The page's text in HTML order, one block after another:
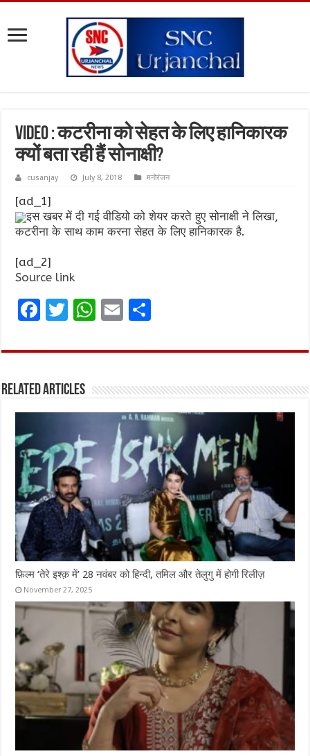
VIDEO : कटरीना को सेहत के लिए हानिकारक
क्यों बता रही हैं सोनाक्षी?
cusanjay July 8, 2018 मनोरंजन
[ad_1]
इस खबर में दी गई वीडियो को शेयर करते हुए सोनाक्षी ने लिखा,
कटरीना के साथ काम करना सेहत के लिए हानिकारक है.
[ad_2]
Source link
F
ce
o
o
k
T
it
r
W
at
A
p
p
E
ai ar
Related Articles
फ़िल्म ‘तेरे इश्क़ में’ 28 नवंबर को हिन्दी, तमिल और तेलुगु में होगी रिलीज़
November 27, 2025